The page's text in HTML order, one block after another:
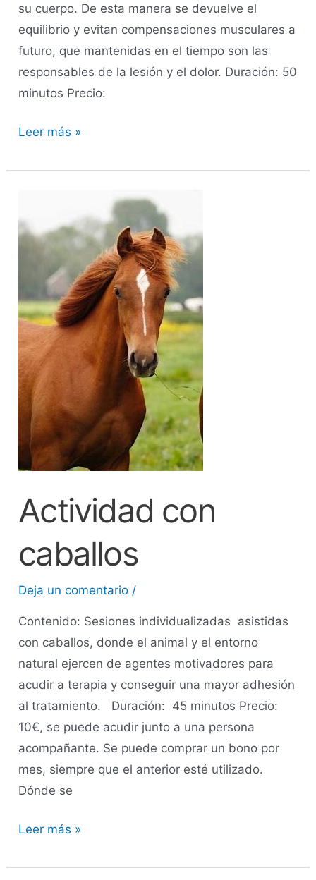
su cuerpo. De esta manera se devuelve el
equilibrio y evitan compensaciones musculares a
futuro, que mantenidas en el tiempo son las
responsables de la lesión y el dolor. Duración: 50
minutos Precio:
Leer más »
Actividad con
caballos
Deja un comentario /
Contenido: Sesiones individualizadas asistidas
con caballos, donde el animal y el entorno
natural ejercen de agentes motivadores para
acudir a terapia y conseguir una mayor adhesión
al tratamiento. Duración: 45 minutos Precio:
10€, se puede acudir junto a una persona
acompañante. Se puede comprar un bono por
mes, siempre que el anterior esté utilizado.
Dónde se
con
caballos
Leer más »